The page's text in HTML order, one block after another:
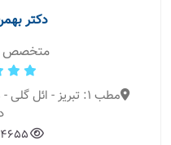
دکتر
متخصص
مطب 1: تبریز - ائل
4655